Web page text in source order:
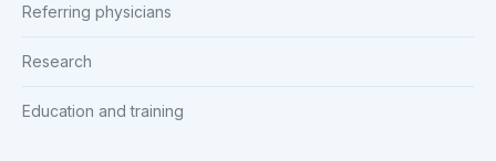
Referring physicians
Research
Education and training